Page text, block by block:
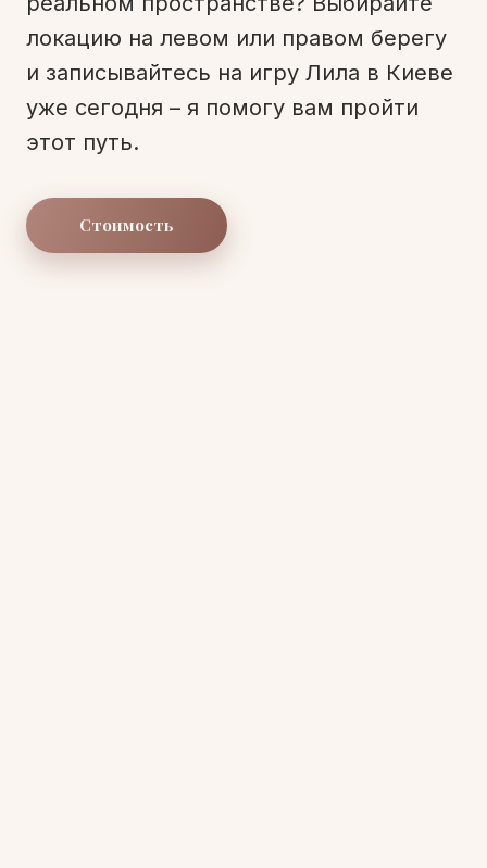
локацию на левом или правом берегу
и записывайтесь на игру Лила в Киеве
уже сегодня – я помогу вам пройти
этот путь.
Стоимость